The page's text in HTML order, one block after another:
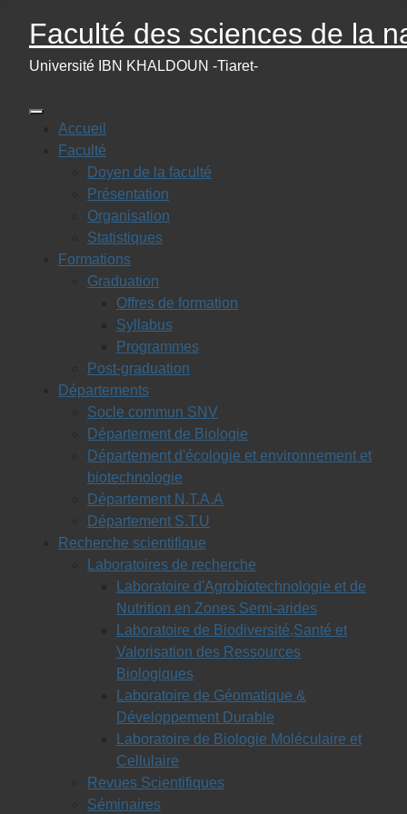
Faculté des sciences de la
Université IBN KHALDOUN -Tiaret-
Accueil
Faculté
Doyen de la faculté
Présentation
Organisation
Statistiques
Formations
Graduation
Offres de formation
Syllabus
Programmes
Post-graduation
Départements
Socle commun SNV
Département de Biologie
Département d'écologie et environnement et
biotechnologie
Département N.T.A.A
Département S.T.U
Recherche scientifique
Laboratoires de recherche
Laboratoire d'Agrobiotechnologie et de
Nutrition en Zones Semi-arides
Laboratoire de Biodiversité,Santé et
Valorisation des Ressources
Biologiques
Laboratoire de Géomatique &
Développement Durable
Laboratoire de Biologie Moléculaire et
Cellulaire
Revues Scientifiques
Séminaires